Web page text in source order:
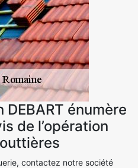
énumère
de l’opération
contactez notre société